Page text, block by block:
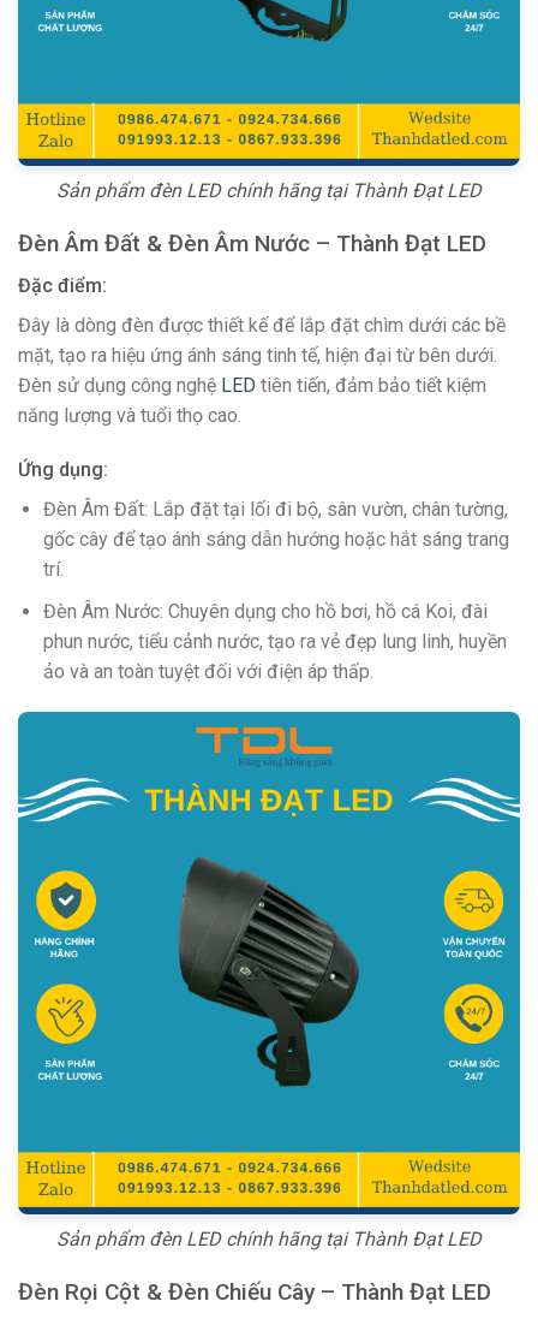
Sản phẩm đèn LED chính hãng tại Thành Đạt LED
Đèn Âm Đất & Đèn Âm Nước – Thành Đạt LED
Đặc điểm:
Đây là dòng đèn được thiết kế để lắp đặt chìm dưới các bề
mặt, tạo ra hiệu ứng ánh sáng tinh tế, hiện đại từ bên dưới.
Đèn sử dụng công nghệ LED tiên tiến, đảm bảo tiết kiệm
năng lượng và tuổi thọ cao.
Ứng dụng:
Đèn Âm Đất: Lắp đặt tại lối đi bộ, sân vườn, chân tường,
gốc cây để tạo ánh sáng dẫn hướng hoặc hắt sáng trang
trí.
Đèn Âm Nước: Chuyên dụng cho hồ bơi, hồ cá Koi, đài
phun nước, tiểu cảnh nước, tạo ra vẻ đẹp lung linh, huyền
ảo và an toàn tuyệt đối với điện áp thấp.
Sản phẩm đèn LED chính hãng tại Thành Đạt LED
Đèn Rọi Cột & Đèn Chiếu Cây – Thành Đạt LED